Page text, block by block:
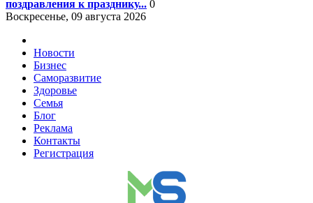
поздравления к празднику... 0
Воскресенье, 09 августа 2026
Новости
Бизнес
Саморазвитие
Здоровье
Семья
Блог
Реклама
Контакты
Регистрация